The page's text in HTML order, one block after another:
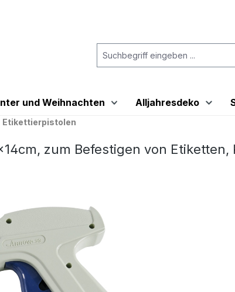
und Weihnachten Alljahresdeko
Etikettierpistolen
zum Befestigen von